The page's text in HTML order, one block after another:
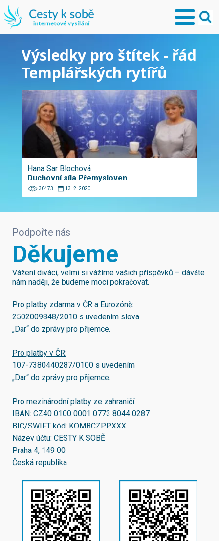
Výsledky pro štítek - řád
Templářských rytířů
Hana Sar Blochová
Duchovní síla Přemysloven
30473 13. 2. 2020
Podpořte nás
Děkujeme
Vážení diváci, velmi si vážíme vašich příspěvků – dáváte
nám naději, že budeme moci pokračovat.
Pro platby zdarma v ČR a Eurozóně:
2502009848/2010 s uvedením slova
„Dar“ do zprávy pro příjemce.
Pro platby v ČR:
107-7380440287/0100 s uvedením
„Dar“ do zprávy pro příjemce.
Pro mezinárodní platby ze zahraničí:
IBAN: CZ40 0100 0001 0773 8044 0287
BIC/SWIFT kód: KOMBCZPPXXX
Název účtu: CESTY K SOBĚ
Praha 4, 149 00
Česká republika